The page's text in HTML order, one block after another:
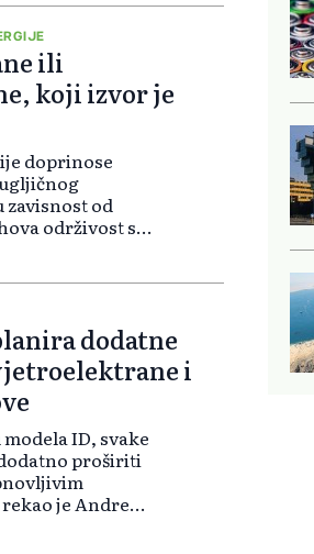
glavnih
ili
koji izvor je
doprinose
od
održivost se
uglova.
dodatne
i
ID, svake
proširiti
je Andreas
ključnog